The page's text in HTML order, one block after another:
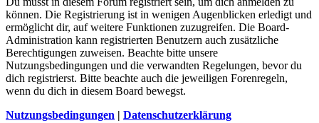
können. Die Registrierung ist in wenigen Augenblicken erledigt und
ermöglicht dir, auf weitere Funktionen zuzugreifen. Die Board-
Administration kann registrierten Benutzern auch zusätzliche
Berechtigungen zuweisen. Beachte bitte unsere
Nutzungsbedingungen und die verwandten Regelungen, bevor du
dich registrierst. Bitte beachte auch die jeweiligen Forenregeln,
wenn du dich in diesem Board bewegst.
Nutzungsbedingungen | Datenschutzerklärung